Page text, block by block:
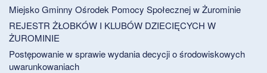
Miejsko Gminny Ośrodek Pomocy Społecznej w Żurominie
REJESTR ŻŁOBKÓW I KLUBÓW DZIECIĘCYCH W
ŻUROMINIE
Postępowanie w sprawie wydania decycji o środowiskowych
uwarunkowaniach